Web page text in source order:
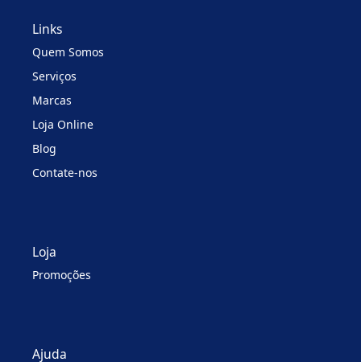
Links
Quem Somos
Serviços
Marcas
Loja Online
Blog
Contate-nos
Loja
Promoções
Ajuda